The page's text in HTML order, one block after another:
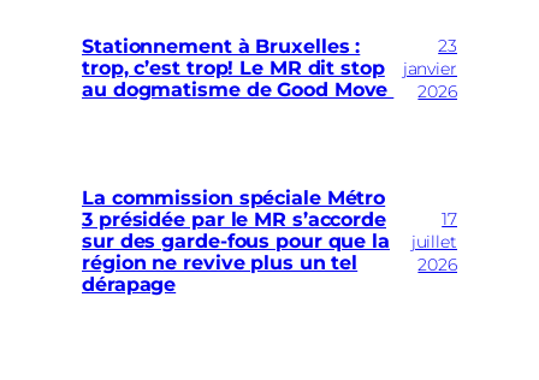
Stationnement à Bruxelles :
trop, c’est trop! Le MR dit stop
au dogmatisme de Good Move
23
janvier
2026
La commission spéciale Métro
3 présidée par le MR s’accorde
sur des garde-fous pour que la
région ne revive plus un tel
dérapage
17
juillet
2026